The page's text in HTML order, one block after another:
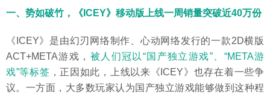
一、势如破竹，《ICEY》移动版上线一周销量突破近40万份
《ICEY》是由幻刃网络制作、心动网络发行的一款2D横版
ACT+META游戏， 被人们冠以“国产独立游戏”、“META游
戏”等标签 ，正因如此，上线以来《ICEY》也存在着一些争
议。一方面，大多数玩家认为国产独立游戏能够做到这种程